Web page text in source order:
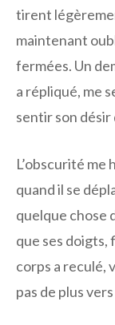
tirent
maintenant
fermées. Un
a répliqué, me
sentir son désir
L’obscurité
quand il se
quelque chose
que ses
corps a reculé,
pas de plus